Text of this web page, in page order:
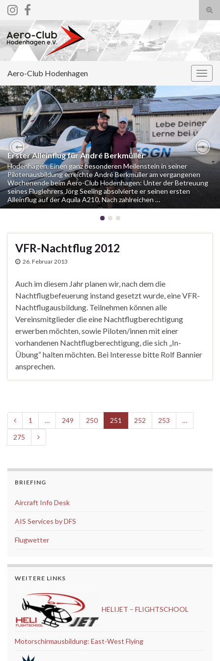
Search for:
Aero-Club Hodenhagen
Erster Alleinflug für André Berkmüller
Hodenhagen. Einen ganz besonderen Meilenstein in seiner
Pilotenausbildung erreichte André Berkmüller am vergangenen
Wochenende beim Aero-Club Hodenhagen: Unter der Betreuung
seines Fluglehrers Jörg Seeling absolvierte er seinen ersten
Alleinflug auf der Aquila A210. Nach zahlreichen …
Previous
VFR-Nachtflug 2012
26. Februar 2013
Auch im diesem Jahr planen wir, nach dem die
Nachtflugbefeuerung instand gesetzt wurde, eine VFR-
Nachtflugausbildung. Teilnehmen können alle
Vereinsmitglieder die eine Nachtflugberechtigung
erwerben möchten, sowie Piloten/innen mit einer
vorhandenen Nachtflugberechtigung, die sich „In-
Übung“ halten möchten. Bei Interesse bitte Rolf Bannier
ansprechen.
1 … 249 250 251 252 253
…
275
BRIEFING
Aircraft Info Desk
AIS Services by DFS
Flugwetter
WEITERE LINKS
HELIJET – FLIGHTSCHOOL
Motorschirmausbildung: East-West Flying